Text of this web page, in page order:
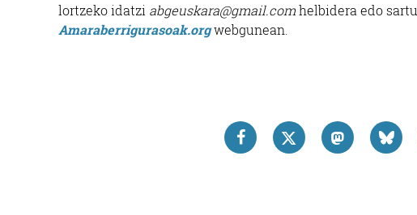
lortzeko idatzi abgeuskara@gmail.comhelbidera edo sartu
Amaraberrigurasoak.orgwebgunean.